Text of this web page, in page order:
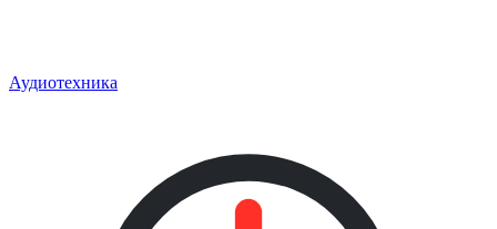
Аудиотехника